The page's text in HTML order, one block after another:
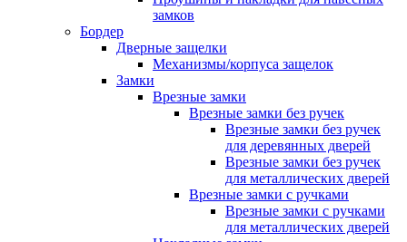
замков
Бордер
Дверные защелки
Механизмы/корпуса защелок
Замки
Врезные замки
Врезные замки без ручек
Врезные замки без ручек
для деревянных дверей
Врезные замки без ручек
для металлических дверей
Врезные замки с ручками
Врезные замки с ручками
для металлических дверей